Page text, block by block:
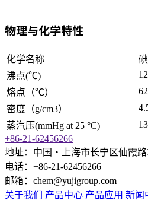
物理与化学特性
化学名称
沸点(℃)
熔点（℃）
密度（g/cm3）
蒸汽压(mmHg at 25 °C)
+86-21-62456266
地址：中国‧上海市长宁区仙霞路
电话：+86-21-62456266
邮箱：chem@yujigroup.com
关于我们
产品中心 产品应用 新闻